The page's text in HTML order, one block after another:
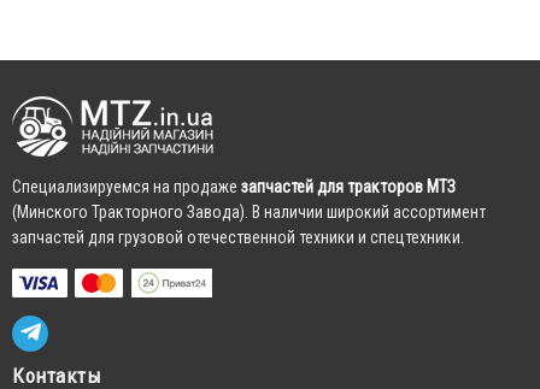
Cпециализируемся на продаже запчастей для тракторов МТЗ
(Минского Тракторного Завода). В наличии широкий ассортимент
запчастей для грузовой отечественной техники и спецтехники.
Контакты